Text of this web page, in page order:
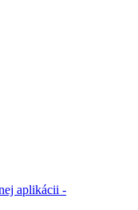
aplikácii -